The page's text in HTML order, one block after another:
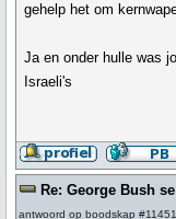
gehelp het om
Ja en onder hulle was
Israeli's
Re: George Bush
antwoord op boodskap